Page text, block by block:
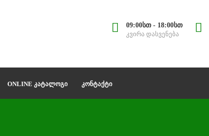
09:00სთ - 18:00სთ
კვირა დასვენება
ONLINE ᲙᲐᲢᲐᲚᲝᲒᲘ ᲙᲝᲜᲢᲐᲥᲢᲘ